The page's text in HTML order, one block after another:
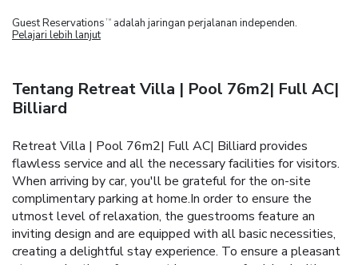
Guest Reservations TM
adalah jaringan perjalanan independen.
Pelajari lebih lanjut
Tentang Retreat Villa | Pool 76m2| Full AC|
Billiard
Retreat Villa | Pool 76m2| Full AC| Billiard provides
flawless service and all the necessary facilities for visitors.
When arriving by car, you'll be grateful for the on-site
complimentary parking at home.In order to ensure the
utmost level of relaxation, the guestrooms feature an
inviting design and are equipped with all basic necessities,
creating a delightful stay experience. To ensure a pleasant